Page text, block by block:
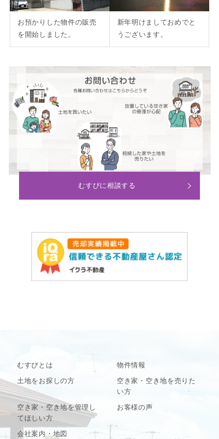
お預かりした物件の販売
を開始しました。
新年明けましておめでと
うございます。
むすびに相談する
むすびとは
物件情報
土地をお探しの方
空き家・空き地を売りた
い方
空き家・空き地を管理し
てほしい方
お客様の声
会社案内・地図